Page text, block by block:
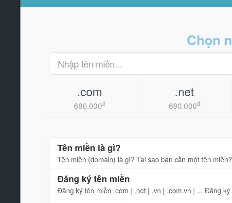
Chọn
.com
680.000đ
.net
680.000đ
Tên miền là gì?
Tên miền (domain) là gì? Tại sao bạn cần một tên miền?
Đăng ký tên miền
Đăng ký tên miền .com | .net | .vn | .com.vn | ... Đăng